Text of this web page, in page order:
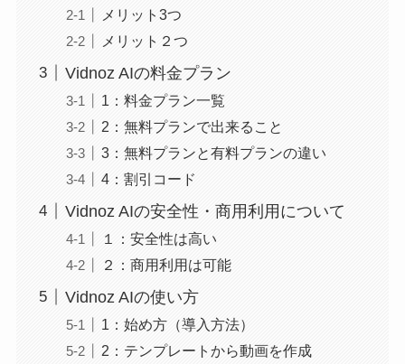
メリット3つ
メリット２つ
Vidnoz AIの料金プラン
1：料金プラン一覧
2：無料プランで出来ること
3：無料プランと有料プランの違い
4：割引コード
Vidnoz AIの安全性・商用利用について
１：安全性は高い
２：商用利用は可能
Vidnoz AIの使い方
1：始め方（導入方法）
2：テンプレートから動画を作成